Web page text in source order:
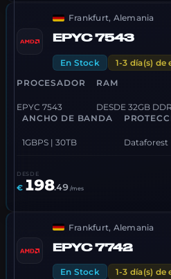
Frankfurt, Alemania
EPYC 7543
En Stock
1-3 día(s) de
PROCESADOR
EPYC 7543
RAM
DESDE 32GB
ANCHO DE BANDA
1GBPS | 30TB Dataforest
DESDE
€ 198.49 /mes
Frankfurt, Alemania
EPYC 7742
En Stock
1-3 día(s) de